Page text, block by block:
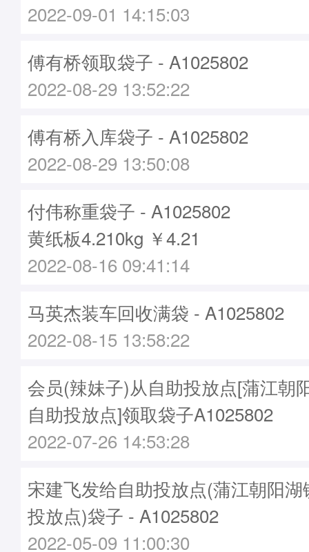
2022-09-01 14:15:03
傅有桥领取袋子 - A1025802
2022-08-29 13:52:22
傅有桥入库袋子 - A1025802
2022-08-29 13:50:08
付伟称重袋子 - A1025802
黄纸板4.210kg ￥4.21
2022-08-16 09:41:14
马英杰装车回收满袋 - A1025802
2022-08-15 13:58:22
会员(辣妹子)从自助投放点[蒲江朝
自助投放点]领取袋子A1025802
2022-07-26 14:53:28
宋建飞发给自助投放点(蒲江朝阳
投放点)袋子 - A1025802
2022-05-09 11:00:30